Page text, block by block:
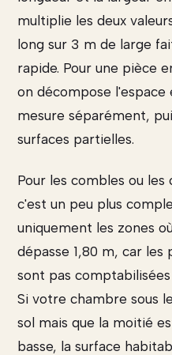
multiplie les deux
long sur 3 m de large
rapide. Pour une pièce
on décompose l'espace
mesure séparément,
surfaces partielles.
Pour les combles ou
c'est un peu plus
uniquement les zones
dépasse 1,80 m, car les
sont pas
Si votre chambre sous
sol mais que la moitié
basse, la surface